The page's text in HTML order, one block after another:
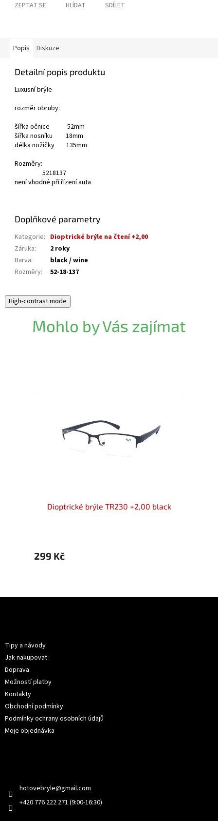
ZEPTAT SE HLÍDAT SDÍLET
Popis Diskuze
Detailní popis produktu
Luxusní brýle
rozměr obruby:
šířka očnice 52mm
šířka nosníku 18mm
délka nožičky 135mm
Rozměry:
5218137
není vhodné pří řízení auta
Doplňkové parametry
Kategorie: Dioptrické brýle na čtení +2,00
Záruka:
2 roky
Barva:
black / wine
Rozměry: 52-18-137
High-contrast mode
Mohlo by Vás zajímat
Dioptrické brýle TR230 +2,00 black
299 Kč
Tipy a návody
Jak nakupovat
Doprava
Možností platby
Kontakty
Obchodní podmínky
Podmínky ochrany osobních údajů
Moje objednávka
hotovebryle@gmail.com
+420 776 222 271 (9:00-16:30)